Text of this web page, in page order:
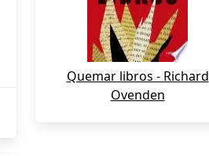
Quemar libros - Richard
Ovenden